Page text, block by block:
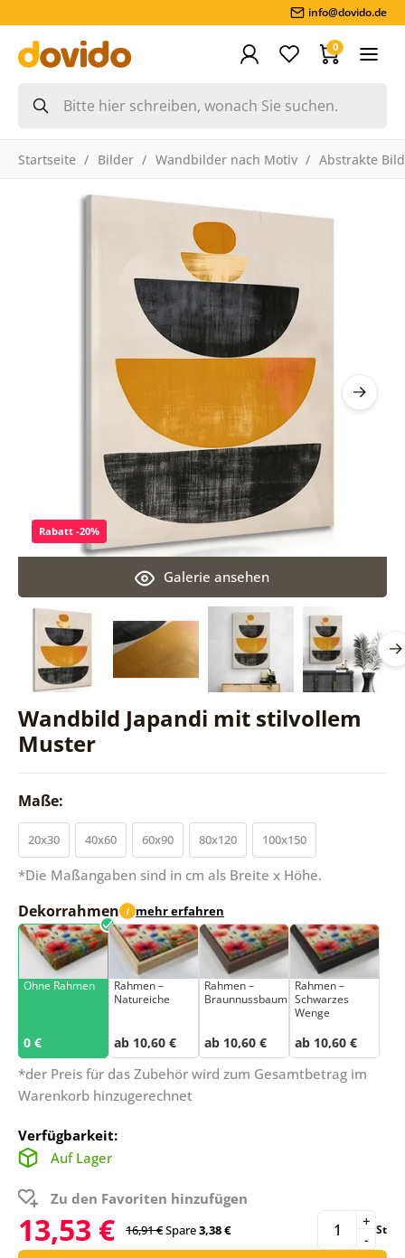
info@dovido.de
0
Startseite Bilder Wandbilder nach Motiv Abstrakte
Wandbild Japandi mit stilvollem
Muster
Galerie ansehen
Rabatt -20%
Maße:
20x30 40x60 60x90 80x120 100x150
*Die Maßangaben sind in cm als Breite x Höhe.
Dekorrahmen i mehr erfahren
Ohne Rahmen
0 €
Rahmen –
Natureiche
ab 10,60 €
Rahmen –
Braunnussbaum
ab 10,60 €
Rahmen –
Schwarzes
Wenge
ab 10,60 €
*der Preis für das Zubehör wird zum Gesamtbetrag im
Warenkorb hinzugerechnet
Verfügbarkeit:
Auf Lager
Zu den Favoriten hinzufügen
13,53 € 16,91 €Spare3,38 € -
+ St